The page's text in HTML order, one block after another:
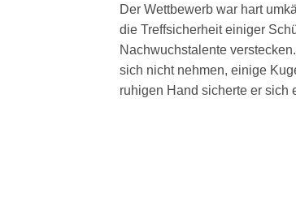
Der Wettbewerb war hart
die Treffsicherheit einiger
Nachwuchstalente
sich nicht nehmen, einige
ruhigen Hand sicherte er sich